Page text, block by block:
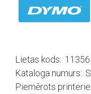
Lietas kods: 11356
Kataloga numurs:
Piemērots